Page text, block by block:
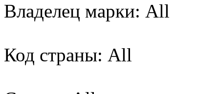
Владелец марки: All
Код страны: All